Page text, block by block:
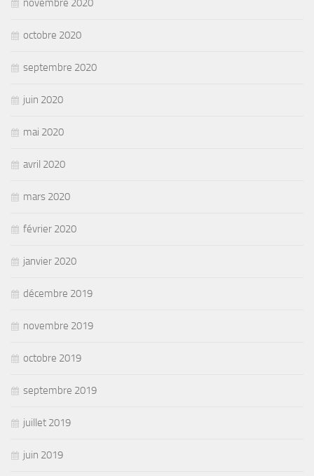
novembre 2020
octobre 2020
septembre 2020
juin 2020
mai 2020
avril 2020
mars 2020
février 2020
janvier 2020
décembre 2019
novembre 2019
octobre 2019
septembre 2019
juillet 2019
juin 2019